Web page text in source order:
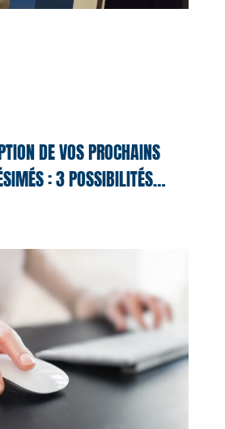
DE VOS PROCHAINS
: 3 POSSIBILITÉS…